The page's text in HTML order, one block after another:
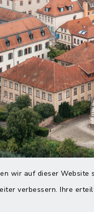
wir auf dieser
verbessern. Ihre